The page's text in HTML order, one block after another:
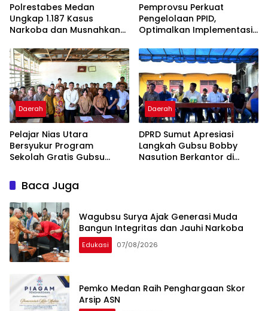
Polrestabes Medan
Ungkap 1.187 Kasus
Narkoba dan Musnahkan
Bukti
Pemprovsu Perkuat
Pengelolaan PPID,
Optimalkan Implementasi
Tahun 2026
Daerah
Pelajar Nias Utara
Bersyukur Program
Sekolah Gratis Gubsu
Beban Orang Tua
Daerah
DPRD Sumut Apresiasi
Langkah Gubsu Bobby
Nasution Berkantor di
Baca Juga
Wagubsu Surya Ajak Generasi Muda
Bangun Integritas dan Jauhi Narkoba
Edukasi 07/08/2026
Pemko Medan Raih Penghargaan Skor
Arsip ASN